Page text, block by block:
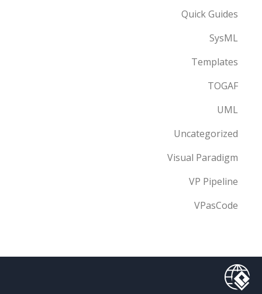
Quick Guides
SysML
Templates
TOGAF
UML
Uncategorized
Visual Paradigm
VP Pipeline
VPasCode